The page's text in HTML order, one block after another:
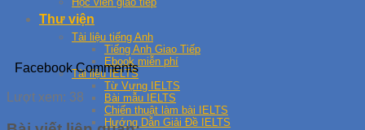
Thư viện
Tài liệu tiếng Anh
Tiếng Anh Giao Tiếp
Ebook miễn phí
Tài liệu IELTS
Từ Vựng IELTS
Bài mẫu IELTS
Chiến thuật làm bài IELTS
Hướng Dẫn Giải Đề IELTS
Facebook Comments
Lượt xem: 38